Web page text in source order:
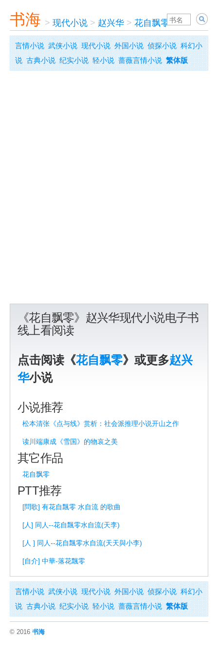
书海 > 现代小说 > 赵兴华 > 花自飘零
言情小说 武侠小说 现代小说 外国小说 侦探小说 科幻小
说 古典小说 纪实小说 轻小说 蔷薇言情小说 繁体版
《花自飘零》赵兴华现代小说电子书
线上看阅读
点击阅读《花自飘零》或更多赵兴
华小说
小说推荐
松本清张《点与线》赏析：社会派推理小说开山之作
读川端康成《雪国》的物哀之美
其它作品
花自飘零
PTT推荐
[問歌] 有花自飄零 水自流 的歌曲
[人] 同人--花自飄零水自流(天李)
[人 ] 同人--花自飄零水自流(天天與小李)
[自介] 中華-落花飄零
言情小说 武侠小说 现代小说 外国小说 侦探小说 科幻小
说 古典小说 纪实小说 轻小说 蔷薇言情小说 繁体版
© 2016 书海